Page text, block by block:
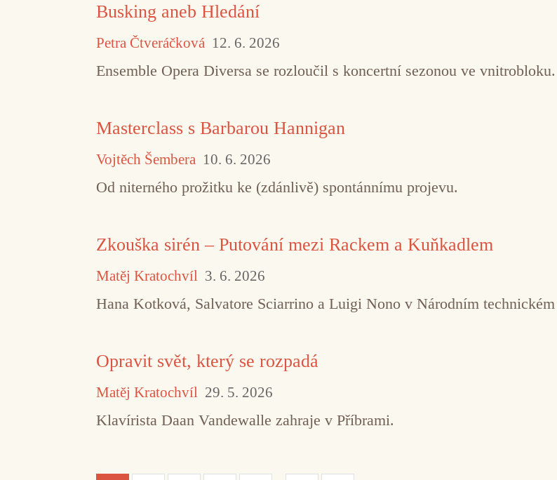
Busking aneb Hledání
Petra Čtveráčková 12. 6. 2026
Ensemble Opera Diversa se rozloučil s koncertní sezonou ve vnitrobloku.
Masterclass s Barbarou Hannigan
Vojtěch Šembera 10. 6. 2026
Od niterného prožitku ke (zdánlivě) spontánnímu projevu.
Zkouška sirén – Putování mezi Rackem a Kuňkadlem
Matěj Kratochvíl 3. 6. 2026
Hana Kotková, Salvatore Sciarrino a Luigi Nono v Národním technickém
Opravit svět, který se rozpadá
Matěj Kratochvíl 29. 5. 2026
Klavírista Daan Vandewalle zahraje v Příbrami.